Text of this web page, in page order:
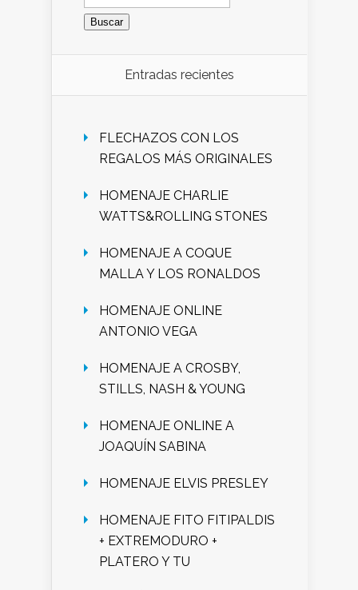
Entradas recientes
FLECHAZOS CON LOS
REGALOS MÁS ORIGINALES
HOMENAJE CHARLIE
WATTS&ROLLING STONES
HOMENAJE A COQUE
MALLA Y LOS RONALDOS
HOMENAJE ONLINE
ANTONIO VEGA
HOMENAJE A CROSBY,
STILLS, NASH & YOUNG
HOMENAJE ONLINE A
JOAQUÍN SABINA
HOMENAJE ELVIS PRESLEY
HOMENAJE FITO FITIPALDIS
+ EXTREMODURO +
PLATERO Y TU